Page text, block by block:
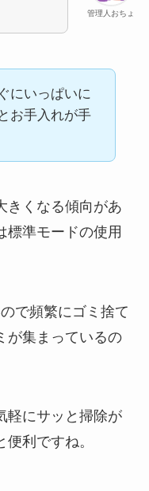
管理人おちょ
にいっぱいに
お手入れが手
きくなる傾向があ
標準モードの使用
で頻繁にゴミ捨て
が集まっているの
軽にサッと掃除が
利ですね。